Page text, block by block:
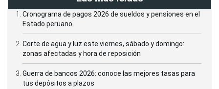
Cronograma de pagos 2026 de sueldos y pensiones en el
Estado peruano
Corte de agua y luz este viernes, sábado y domingo:
zonas afectadas y hora de reposición
Guerra de bancos 2026: conoce las mejores tasas para
tus depósitos a plazos